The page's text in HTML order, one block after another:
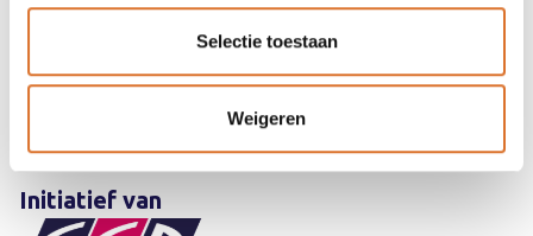
Selectie toestaan
Weigeren
slimmer@ggdnog.nl
Initiatief van